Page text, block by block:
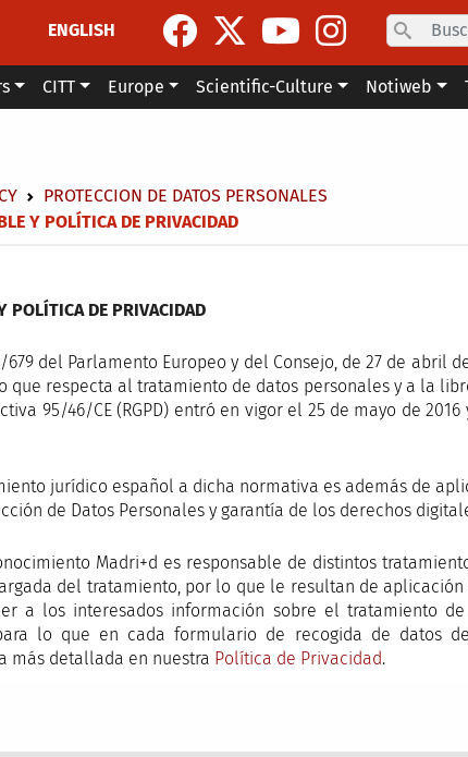
ENGLISH
CITT Europe Scientific-Culture Notiweb
PROTECCION DE DATOS PERSONALES
Y POLÍTICA DE PRIVACIDAD
POLÍTICA DE PRIVACIDAD
679 del Parlamento Europeo y del Consejo, de 27 de abril
que respecta al tratamiento de datos personales y a la
95/46/CE (RGPD) entró en vigor el 25 de mayo de
jurídico español a dicha normativa es además de
de Datos Personales y garantía de los derechos
Madri+d es responsable de distintos
del tratamiento, por lo que le resultan de
a los interesados información sobre el tratamiento
lo que en cada formulario de recogida de datos
más detallada en nuestra Política de Privacidad.